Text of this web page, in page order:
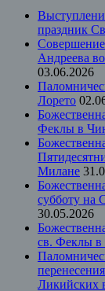
праздник
Андреева
03.06.2026
Лорето
Феклы в
Милане
субботу на
30.05.2026
св. Феклы в
Ликийских